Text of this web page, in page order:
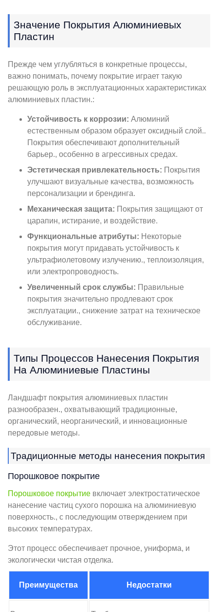
Значение Покрытия Алюминиевых
Пластин
Прежде чем углубляться в конкретные процессы,
важно понимать, почему покрытие играет такую ​​
решающую роль в эксплуатационных характеристиках
алюминиевых пластин.:
Устойчивость к коррозии: Алюминий
естественным образом образует оксидный слой..
Покрытия обеспечивают дополнительный
барьер., особенно в агрессивных средах.
Эстетическая привлекательность: Покрытия
улучшают визуальные качества, возможность
персонализации и брендинга.
Механическая защита: Покрытия защищают от
царапин, истирание, и воздействие.
Функциональные атрибуты: Некоторые
покрытия могут придавать устойчивость к
ультрафиолетовому излучению., теплоизоляция,
или электропроводность.
Увеличенный срок службы: Правильные
покрытия значительно продлевают срок
эксплуатации., снижение затрат на техническое
обслуживание.
Типы Процессов Нанесения Покрытия
На Алюминиевые Пластины
Ландшафт покрытия алюминиевых пластин
разнообразен., охватывающий традиционные,
органический, неорганический, и инновационные
передовые методы.
Традиционные методы нанесения покрытия
Порошковое покрытие
Порошковое покрытие включает электростатическое
нанесение частиц сухого порошка на алюминиевую
поверхность., с последующим отверждением при
высоких температурах.
Этот процесс обеспечивает прочное, униформа, и
экологически чистая отделка.
Преимущества Недостатки